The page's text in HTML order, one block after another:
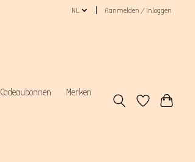
NL Aanmelden / Inloggen
Cadeaubonnen
Merken